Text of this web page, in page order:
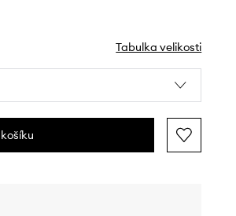
Tabulka velikosti